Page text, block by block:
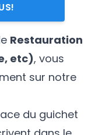
Restauration
etc), vous
sur notre
du guichet